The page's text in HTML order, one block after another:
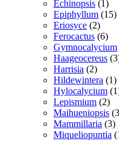
Echinopsis 11
vare
Epiphyllum 1515
Eriosyce 22
varer
Ferocactus 66
Gymnocalycium
Haageocereus 3
Harrisia 22
varer
Hildewintera 11
Hylocalycium 1
Lepismium 22
Maihueniopsis 3
Mammillaria 33
Miqueliopuntia